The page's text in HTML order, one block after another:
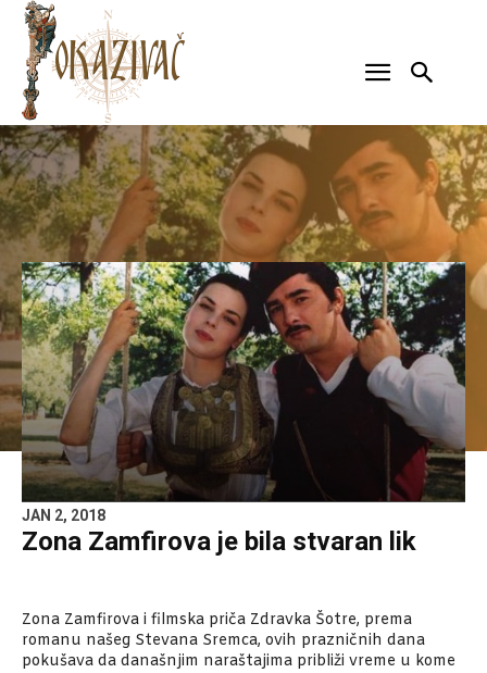
JAN 2, 2018
Zona Zamfirova je bila stvaran lik
Zona Zamfirova i filmska priča Zdravka Šotre, prema
romanu našeg Stevana Sremca, ovih prazničnih dana
pokušava da današnjim naraštajima približi vreme u kome